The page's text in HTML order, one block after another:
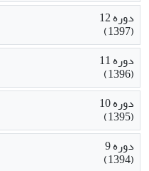
دوره 12
(1397)
دوره 11
(1396)
دوره 10
(1395)
دوره 9
(1394)